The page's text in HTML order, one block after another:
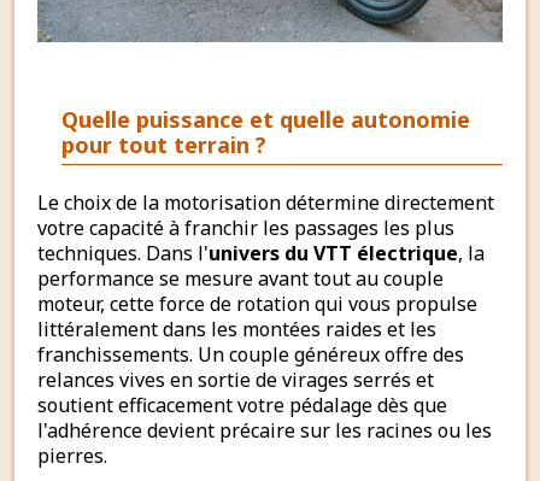
Quelle puissance et quelle autonomie
pour tout terrain ?
Le choix de la motorisation détermine directement
votre capacité à franchir les passages les plus
techniques. Dans l'univers du VTT électrique, la
performance se mesure avant tout au couple
moteur, cette force de rotation qui vous propulse
littéralement dans les montées raides et les
franchissements. Un couple généreux offre des
relances vives en sortie de virages serrés et
soutient efficacement votre pédalage dès que
l'adhérence devient précaire sur les racines ou les
pierres.